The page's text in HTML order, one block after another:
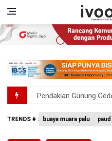
Pendakian Gunung
Menkomdigi Sebut
TRENDS # : buaya muara palu